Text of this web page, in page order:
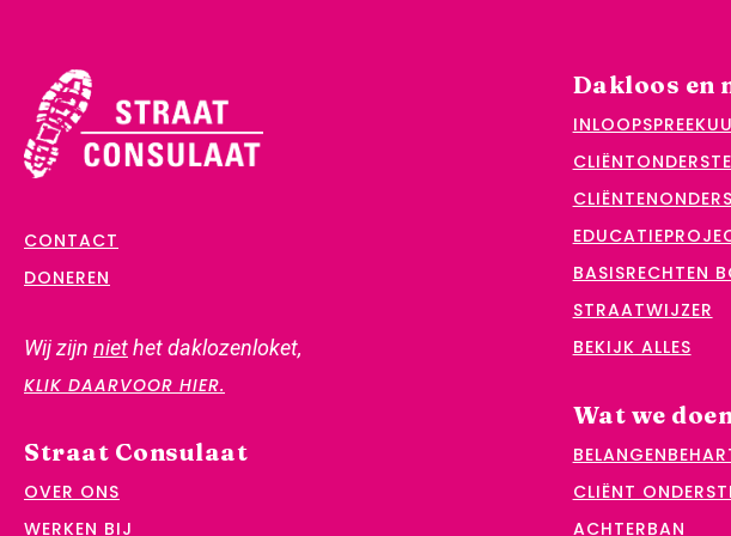
CONTACT
DONEREN
Wij zijn niethet daklozenloket,
KLIK DAARVOOR HIER.
Straat Consulaat
OVER ONS
WERKEN BIJ
Dakloos en
BASISRECHTEN
STRAATWIJZER
BEKIJK ALLES
Wat we
CLIËNT
ACHTERBAN